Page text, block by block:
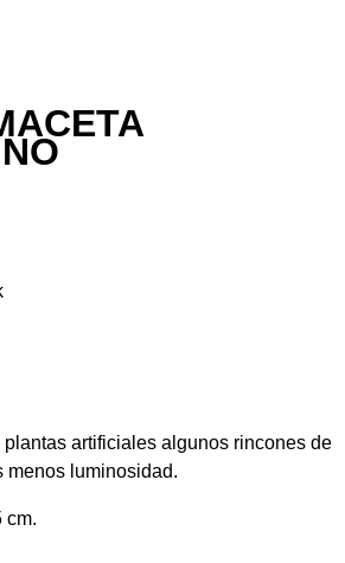
artificiales algunos rincones de
menos luminosidad.
cm.